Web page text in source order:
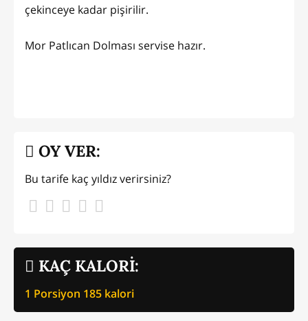
çekinceye kadar pişirilir.
Mor Patlıcan Dolması servise hazır.
KAÇ KALORİ:
1 Porsiyon 185 kalori
OY VER:
Bu tarife kaç yıldız verirsiniz?